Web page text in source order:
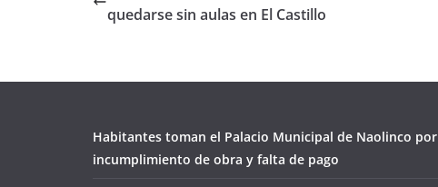
quedarse sin aulas en El Castillo
Habitantes toman el Palacio Municipal de Naolinco por
incumplimiento de obra y falta de pago